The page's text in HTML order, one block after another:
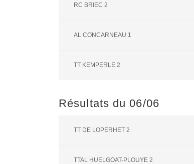
RC BRIEC 2
AL CONCARNEAU 1
TT KEMPERLE 2
Résultats du 06/06
TT DE LOPERHET 2
TTAL HUELGOAT-PLOUYE 2